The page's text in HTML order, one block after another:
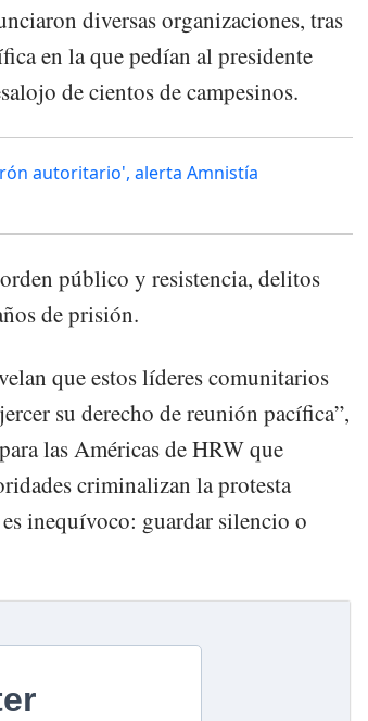
diversas organizaciones, tras
en la que pedían al presidente
de cientos de campesinos.
autoritario', alerta Amnistía
público y resistencia, delitos
de prisión.
que estos líderes comunitarios
su derecho de reunión pacífica”,
las Américas de HRW que
criminalizan la protesta
inequívoco: guardar silencio o